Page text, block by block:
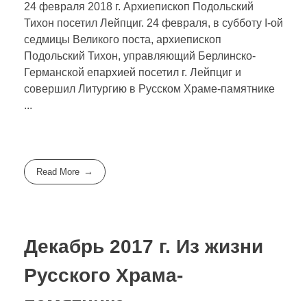
24 февраля 2018 г. Архиепископ Подольский
Тихон посетил Лейпциг. 24 февраля, в субботу I-ой
седмицы Великого поста, архиепископ
Подольский Тихон, управляющий Берлинско-
Германской епархией посетил г. Лейпциг и
совершил Литургию в Русском Храме-памятнике
...
Read More
Декабрь 2017 г. Из жизни
Русского Храма-